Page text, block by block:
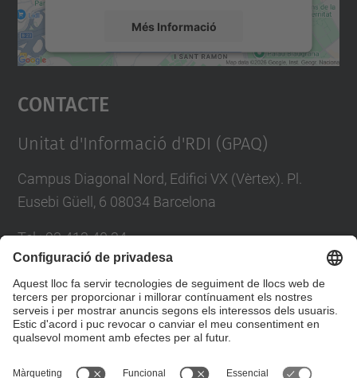
Més Informació
Accepta
powered by
Contacte
Unitat d'Informació d'RDI (GPAQ)
Campus Diagonal Nord, Edifici VX (Vèrtex). Pl.
Eusebi Güell, 6 08034 Barcelona
Tel.:93 413 40 34
Directori UPC
Formulari de contacte